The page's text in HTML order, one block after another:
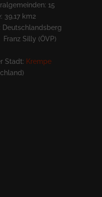
15
39,17 km2
Deutschlandsberg
Silly (ÖVP)
Stadt: Krempe